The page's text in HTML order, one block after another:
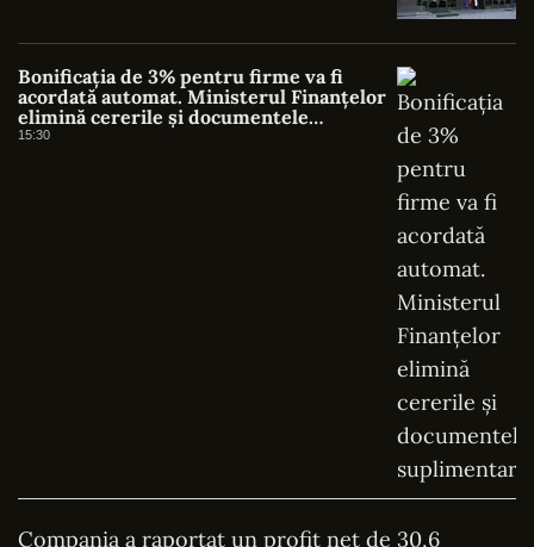
Bonificația de 3% pentru firme va fi
acordată automat. Ministerul Finanțelor
elimină cererile și documentele
suplimentare
15:30
Compania a raportat un profit net de 30,6